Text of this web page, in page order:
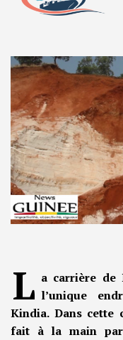
L a carrière de
l’unique
Kindia. Dans cette
fait à la main